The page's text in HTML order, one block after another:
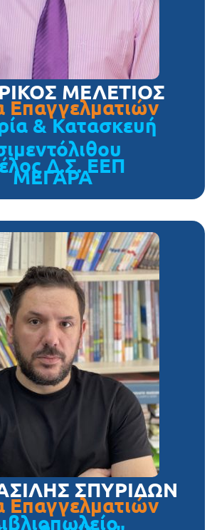
ΜΕΛΕΤΙΟΣ
Επαγγελματιών
& Κατασκευή
Δ.Σ. ΕΕΠ
ΜΕΓΑΡΑ
ΣΠΥΡΙΔΩΝ
Επαγγελματιών